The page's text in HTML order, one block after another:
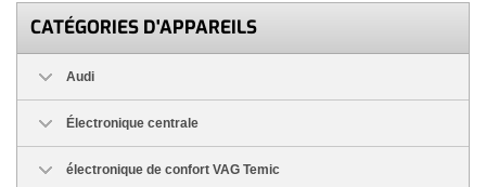
CATÉGORIES D'APPAREILS
Audi
Électronique centrale
électronique de confort VAG Temic